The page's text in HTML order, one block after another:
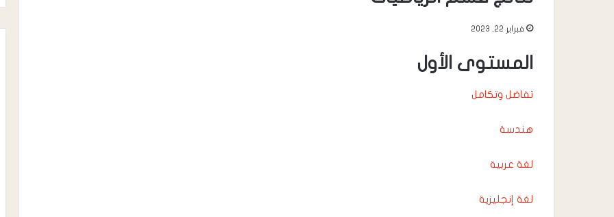
فبراير 22, 2023
المستوى الأول
تفاضل وتكامل
هندسة
لغة عربية
لغة إنجليزية